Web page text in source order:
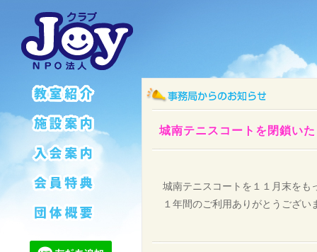
城南テニスコートを閉鎖い
城南テニスコートを１１月末をも
１年間のご利用ありがとうござい